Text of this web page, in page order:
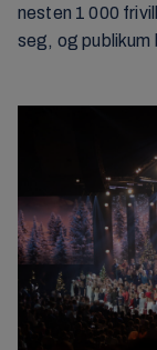
nesten 1 000
seg, og publikum